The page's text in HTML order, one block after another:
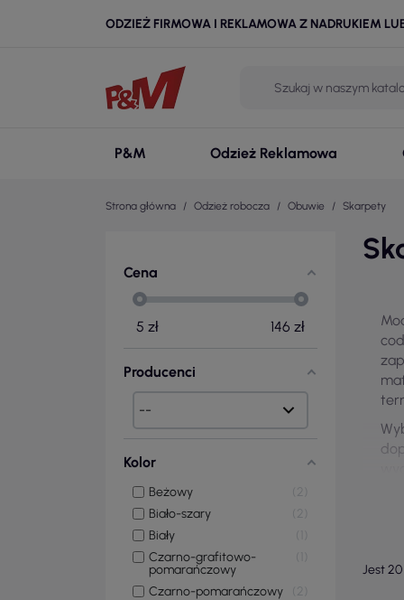
ODZIEŻ FIRMOWA I REKLAMOWA Z NADRUKIEM
P&M Odzież Reklamowa
Strona główna Odzież robocza Obuwie Skarpety
Cena
5 zł 146 zł
Producenci
Kolor
Beżowy
2
Biało-szary
2
Biały
Czarno-grafitowo-
pomarańczowy
Czarno-pomarańczowy
2
Jest